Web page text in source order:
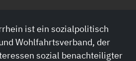
ist ein sozialpolitisch
Wohlfahrtsverband, der
sozial benachteiligter